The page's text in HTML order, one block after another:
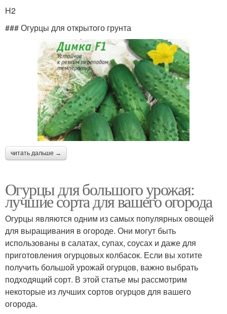
H2
### Огурцы для открытого грунта
читать дальше →
Огурцы для большого урожая:
лучшие сорта для вашего огорода
Огурцы являются одним из самых популярных овощей
для выращивания в огороде. Они могут быть
использованы в салатах, супах, соусах и даже для
приготовления огурцовых колбасок. Если вы хотите
получить большой урожай огурцов, важно выбрать
подходящий сорт. В этой статье мы рассмотрим
некоторые из лучших сортов огурцов для вашего
огорода.